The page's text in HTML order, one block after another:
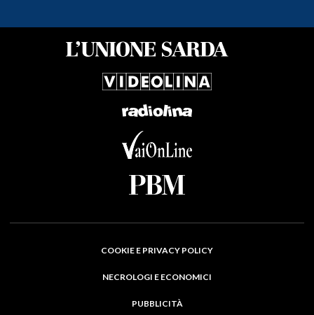
COOKIE E PRIVACY POLICY
NECROLOGI E ECONOMICI
PUBBLICITÀ